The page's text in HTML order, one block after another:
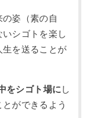
姿（素の自
シゴトを楽し
を送ることが
をシゴト場に し
ができるよう